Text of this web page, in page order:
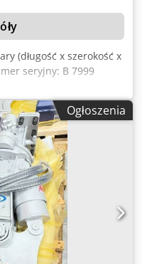
(długość x szerokość x
seryjny: B 7999
mm Przestrzeń
(długość x szerokość x
Dodpszm H D HofxOgłoszenia